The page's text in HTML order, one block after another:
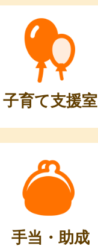
子育て支援室
手当・助成